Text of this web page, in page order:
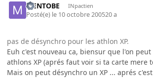
MENTOBE INpactien
Posté(e) le 10 octobre 200520 a
pas de désynchro pour les athlon XP.
Euh c'est nouveau ca, biensur que l'on
athlons XP (aprés faut voir si ta carte mere
Mais on peut désynchro un XP ... aprés